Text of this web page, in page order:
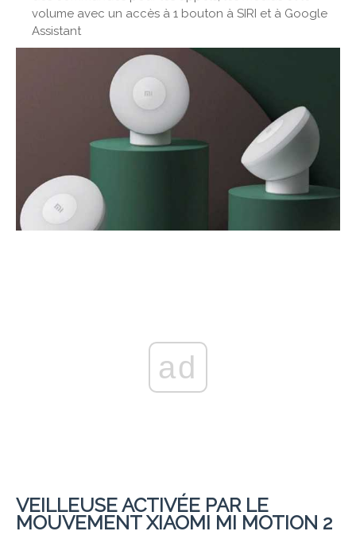
volume avec un accès à 1 bouton à SIRI et à Google
Assistant
ad
VEILLEUSE ACTIVÉE PAR LE
MOUVEMENT XIAOMI MI MOTION 2